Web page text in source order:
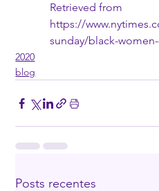
Retrieved from
https://
sunday/black-
2020
blog
Posts recentes